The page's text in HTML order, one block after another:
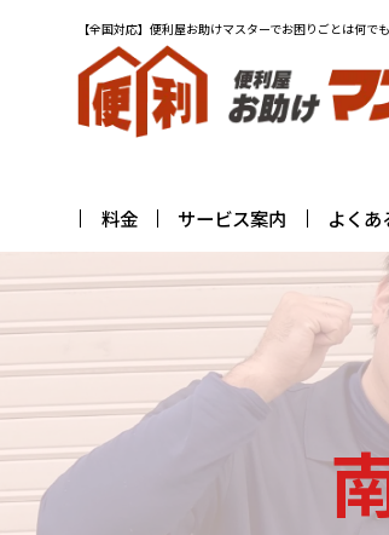
【全国対応】便利屋お助けマスターでお困りごとは何で
料金 サービス案内 よくあ